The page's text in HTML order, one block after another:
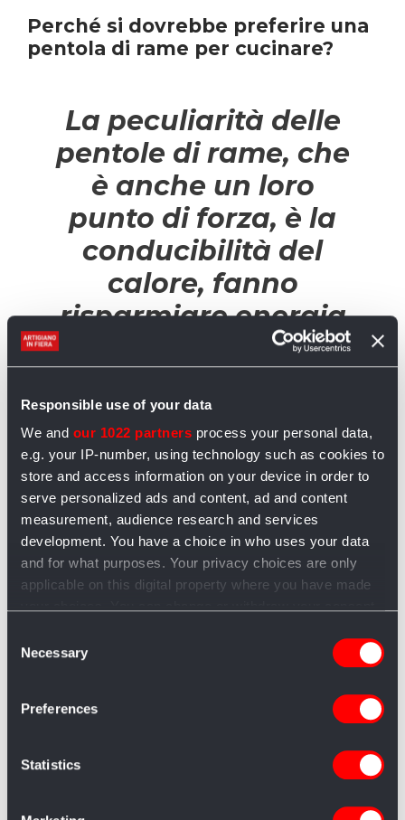
Responsible use of your data
We and our 1022 partners process your personal data,
e.g. your IP-number, using technology such as cookies to
store and access information on your device in order to
serve personalized ads and content, ad and content
measurement, audience research and services
development. You have a choice in who uses your data
and for what purposes. Your privacy choices are only
applicable on this digital property where you have made
the Privacy trigger icon.
Collect information about your geographical
meters
Identify your device by actively scanning it for
Selection
Necessary
Preferences
Statistics
Perché si dovrebbe preferire una
pentola di rame per cucinare?
La peculiarità delle
pentole di rame, che
è anche un loro
punto di forza, è la
conducibilità del
calore, fanno
risparmiare energia
perché ne serve
cottura all’interno
risulta uniforme. E
grazie a tutti i
programmi di
cucina in televisione
anche i giovani si
stanno interessando
pentole in rame vintage o la
hanno bisogno di una